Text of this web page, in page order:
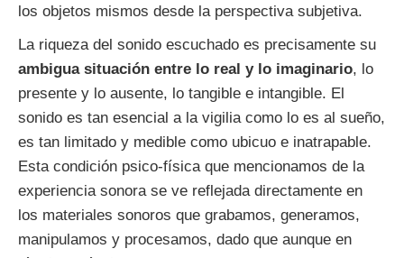
los objetos mismos desde la perspectiva subjetiva.
La riqueza del sonido escuchado es precisamente su
ambigua situación entre lo real y lo imaginario, lo
presente y lo ausente, lo tangible e intangible. El
sonido es tan esencial a la vigilia como lo es al sueño,
es tan limitado y medible como ubicuo e inatrapable.
Esta condición psico-física que mencionamos de la
experiencia sonora se ve reflejada directamente en
los materiales sonoros que grabamos, generamos,
manipulamos y procesamos, dado que aunque en